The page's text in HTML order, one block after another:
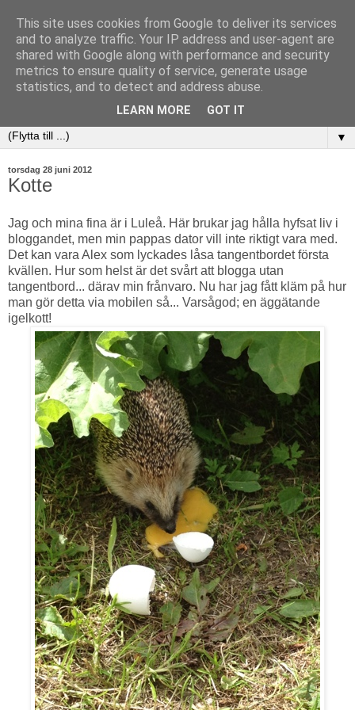
▼
torsdag 28 juni 2012
Kotte
Jag och mina fina är i Luleå. Här brukar jag hålla hyfsat liv i
bloggandet, men min pappas dator vill inte riktigt vara med.
Det kan vara Alex som lyckades låsa tangentbordet första
kvällen. Hur som helst är det svårt att blogga utan
tangentbord... därav min frånvaro. Nu har jag fått kläm på hur
man gör detta via mobilen så... Varsågod; en äggätande
igelkott!
This site uses cookies from Google to deliver its services
and to analyze traffic. Your IP address and user-agent are
shared with Google along with performance and security
metrics to ensure quality of service, generate usage
statistics, and to detect and address abuse.
LEARN MORE GOT IT